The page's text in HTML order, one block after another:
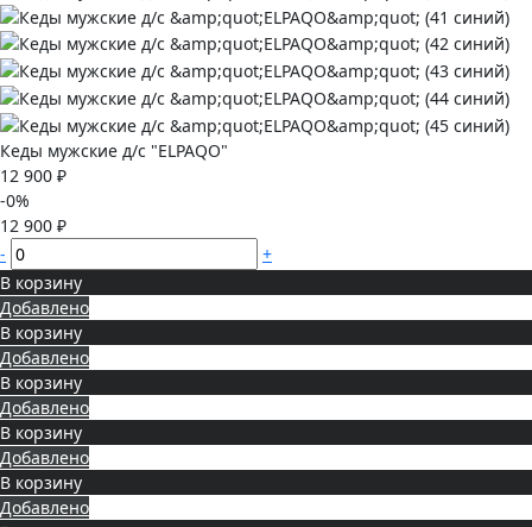
Кеды мужские д/с "ELPAQO"
12 900 ₽
-0%
12 900 ₽
-
+
В корзину
Добавлено
В корзину
Добавлено
В корзину
Добавлено
В корзину
Добавлено
В корзину
Добавлено